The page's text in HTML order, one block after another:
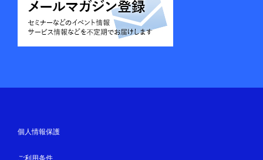
個人情報保護
ご利用条件